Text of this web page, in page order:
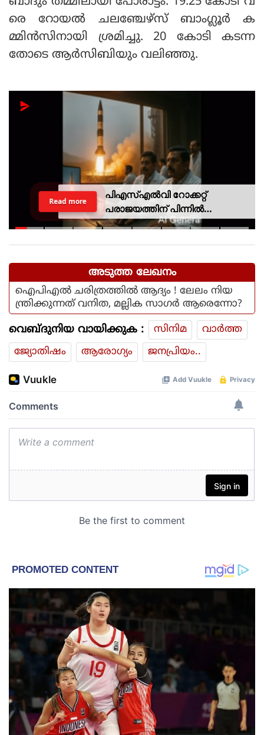
രെ റോയല്‍ ചലഞ്ചേഴ്‌സ് ബാംഗ്ലൂര്‍ ക
മ്മിന്‍സിനായി ശ്രമിച്ചു. 20 കോടി കടന്ന
തോടെ ആര്‍സിബിയും വലിഞ്ഞു.
പിഎസ്എല്‍വി റോക്കറ്റ്
പരാജയത്തിന് പിന്നില്‍
ഐഎസ്ആര്‍ഒയിലെ ഉന്നത
Read more
അടുത്ത ലേഖനം
ഐപിഎല്‍ ചരിത്രത്തില്‍ ആദ്യം ! ലേലം നിയ
ന്ത്രിക്കുന്നത് വനിത, മല്ലിക സാഗര്‍ ആരെന്നോ?
വെബ്ദുനിയ വായിക്കുക : സിനിമ
വാര്‍ത്ത
ജ്യോതിഷം
ആരോഗ്യം ജനപ്രിയം..